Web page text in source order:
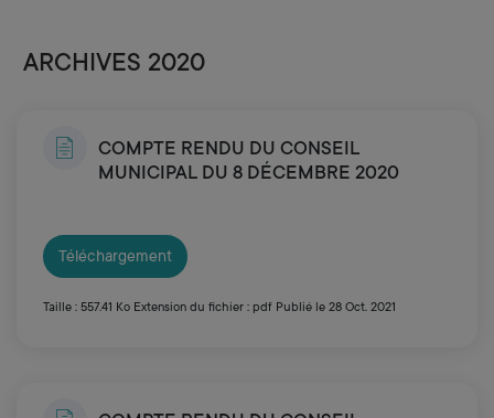
ARCHIVES 2020
COMPTE RENDU DU CONSEIL
MUNICIPAL DU 8 DÉCEMBRE 2020
Téléchargement
Taille : 557.41 Ko Extension du fichier : pdf Publié le 28 Oct. 2021